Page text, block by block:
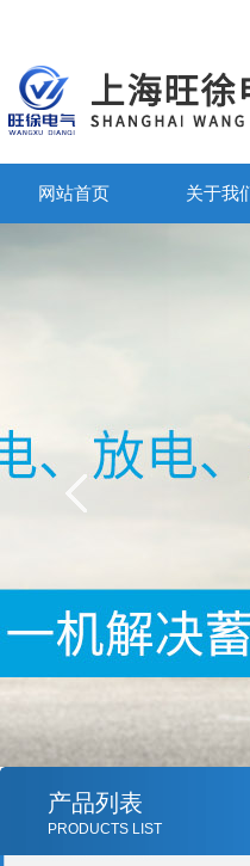
网站首页 关于我
产品列表
PRODUCTS LIST